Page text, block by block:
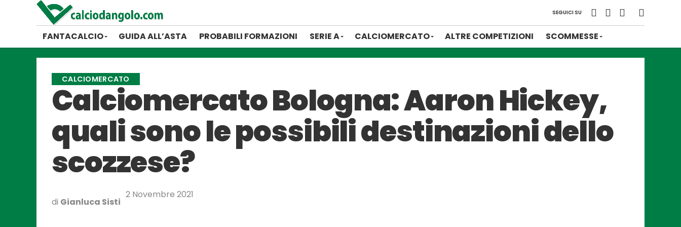
SEGUICI SU
FANTACALCIO GUIDA ALL’ASTA PROBABILI FORMAZIONI SERIE A CALCIOMERCATO ALTRE COMPETIZIONI SCOMMESSE
CALCIOMERCATO
Calciomercato Bologna: Aaron Hickey,
quali sono le possibili destinazioni dello
scozzese?
di Gianluca Sisti
2 Novembre 2021